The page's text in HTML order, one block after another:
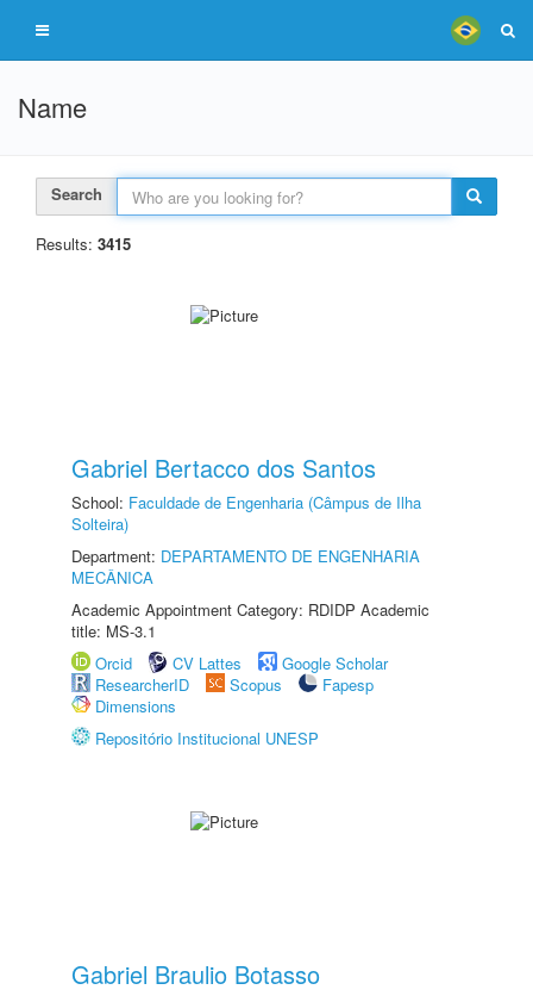
Name
Search
Results: 3415
Gabriel Bertacco dos Santos
School: Faculdade de Engenharia (Câmpus de Ilha
Solteira)
Department: DEPARTAMENTO DE ENGENHARIA
MECÂNICA
Academic Appointment Category: RDIDP Academic
title: MS-3.1
Orcid
CV Lattes
Google Scholar
ResearcherID
Scopus
Fapesp
Dimensions
Repositório Institucional UNESP
Gabriel Braulio Botasso